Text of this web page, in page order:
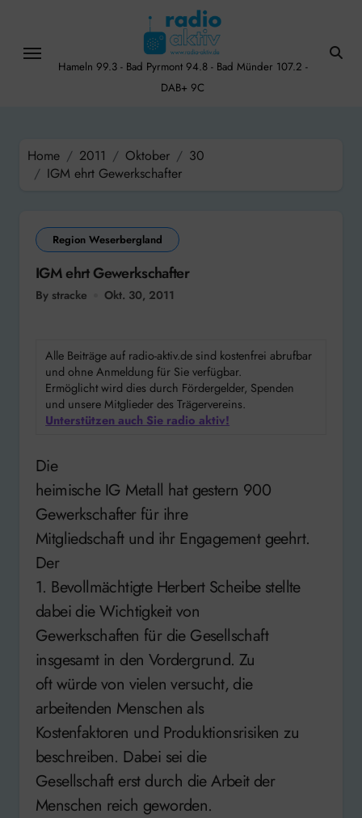
content
Hameln 99.3 - Bad Pyrmont 94.8 - Bad Münder 107.2 -
DAB+ 9C
Home 2011 Oktober
30
IGM ehrt Gewerkschafter
Region Weserbergland
IGM ehrt Gewerkschafter
By stracke Okt. 30, 2011
Alle Beiträge auf radio-aktiv.de sind kostenfrei abrufbar
und ohne Anmeldung für Sie verfügbar.
Ermöglicht wird dies durch Fördergelder, Spenden
und unsere Mitglieder des Trägervereins.
Unterstützen auch Sie radio aktiv!
Die
heimische IG Metall hat gestern 900
Gewerkschafter für ihre
Mitgliedschaft und ihr Engagement geehrt.
Der
1. Bevollmächtigte Herbert Scheibe stellte
dabei die Wichtigkeit von
Gewerkschaften für die Gesellschaft
insgesamt in den Vordergrund. Zu
oft würde von vielen versucht, die
arbeitenden Menschen als
Kostenfaktoren und Produktionsrisiken zu
beschreiben. Dabei sei die
Gesellschaft erst durch die Arbeit der
Menschen reich geworden.